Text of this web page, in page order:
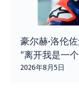
豪尔赫·洛伦
“离开我是一
2026年8月5日